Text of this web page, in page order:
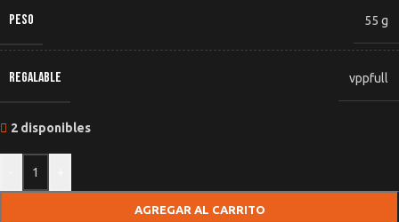
PESO 55 g
REGALABLE vppfull
2 disponibles
AGREGAR AL CARRITO